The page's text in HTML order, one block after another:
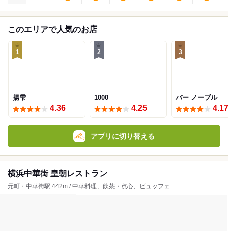
このエリアで人気のお店
1
揚雫
4.36
2
1000
4.25
3
バー ノーブル
4.17
アプリに切り替える
横浜中華街 皇朝レストラン
元町・中華街駅 442m / 中華料理、飲茶・点心、ビュッフェ